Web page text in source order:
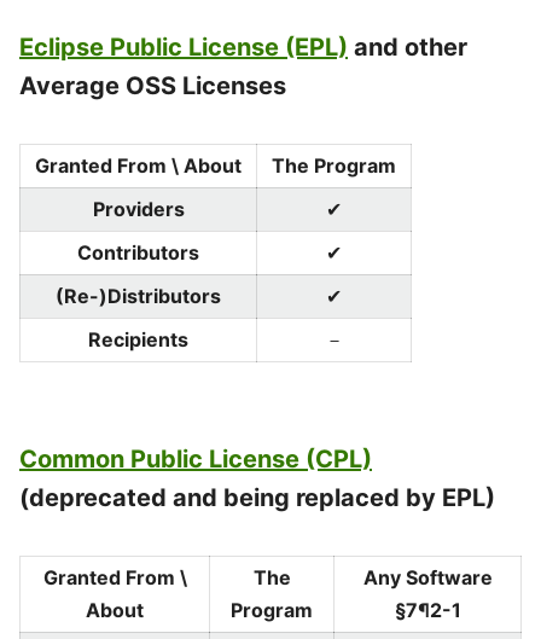
Eclipse Public License (EPL) and other
Average OSS Licenses
Granted From \ About
The Program
Providers
✔
Contributors
✔
(Re-)Distributors
✔
Recipients
－
Common Public License (CPL)
(deprecated and being replaced by EPL)
Granted From \
About
The
Program
Any Software
§7¶2-1